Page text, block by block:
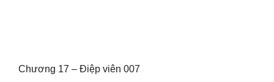
Chương 17 – Điệp viên 007